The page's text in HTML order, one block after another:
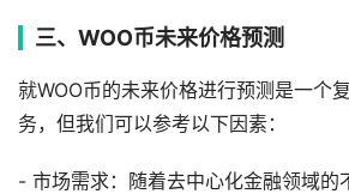
三、WOO币未来价格预测
就WOO币的未来价格进行预测是一个
务，但我们可以参考以下因素：
- 市场需求：随着去中心化金融领域的